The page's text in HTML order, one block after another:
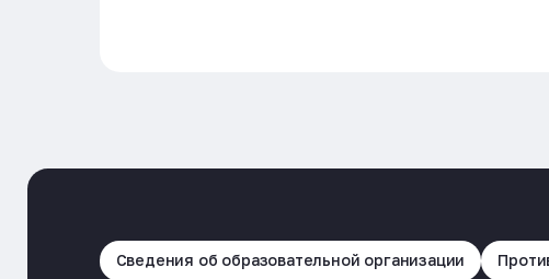
Сведения об образовательной организации